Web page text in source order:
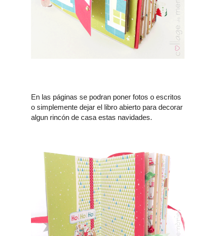
En las páginas se podran poner fotos o escritos
o simplemente dejar el libro abierto para decorar
algun rincón de casa estas navidades.